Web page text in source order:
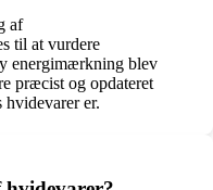
af
til at vurdere
energimærkning blev
præcist og opdateret
er.